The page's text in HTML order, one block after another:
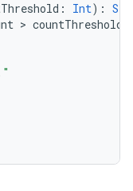
: Int):
> countThreshold